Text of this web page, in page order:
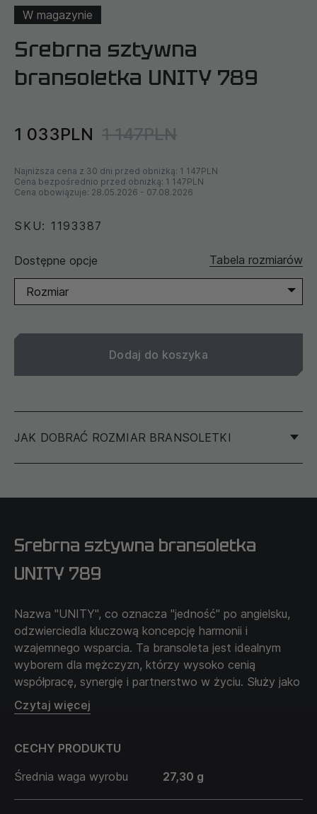
W magazynie
Srebrna sztywna
bransoletka UNITY 789
1 033PLN 1 147PLN
Najniższa cena z 30 dni przed obniżką: 1 147PLN
Cena bezpośrednio przed obniżką: 1 147PLN
Cena obowiązuje: 28.05.2026 - 07.08.2026
SKU: 1193387
Dostępne opcje Tabela rozmiarów
Rozmiar
Dodaj do koszyka
JAK DOBRAĆ ROZMIAR BRANSOLETKI
Używając nitki lub wstążki, owiń ją wokół podstawy
swojego nadgarstka. Aby zapewnić wygodne
staw.
Zrób znacznik markerem w miejscu, gdzie nitka lub
wstążka spotyka się z początkowym końcem.
Rozwiń nitkę lub wstążkę i zmierz długość w cm od
do uzyskanego wyniku i wybierz rozmiar z
Pamiętaj, że lewe i prawe nadgarstki mogą różnić
Wybierz rozmiar w zależności od swoich preferencji
noszenia bransoletki luźniej lub ciaśniej.
Srebrna sztywna bransoletka
UNITY 789
Nazwa "UNITY", co oznacza "jedność" po angielsku,
odzwierciedla kluczową koncepcję harmonii i
wzajemnego wsparcia. Ta bransoleta jest idealnym
wyborem dla mężczyzn, którzy wysoko cenią
współpracę, synergię i partnerstwo w życiu. Służy jako
wizualny symbol tego, jak zjednoczenie wysiłków
może prowadzić do wielkich osiągnięć i wspólnych
Czytaj więcej
CECHY PRODUKTU
Średnia waga wyrobu
27,30 g